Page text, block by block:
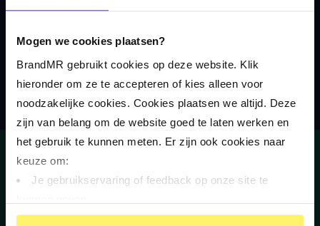
Mogen we cookies plaatsen?
BrandMR gebruikt cookies op deze website. Klik
hieronder om ze te accepteren of kies alleen voor
noodzakelijke cookies. Cookies plaatsen we altijd. Deze
zijn van belang om de website goed te laten werken en
het gebruik te kunnen meten. Er zijn ook cookies naar
keuze om:
Je gebruikservaring of feedback op onze site te
Op basis van je gedrag je relevantere informatie op
Direct gratis advies van een letselschadejurist
Ruim 85.000 mensen verder geholpen
schadevergoeding
Hoe we werken